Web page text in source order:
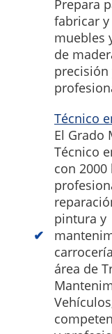
Prepara
fabricar
muebles
de
precisión
Técnico
El Grado
Técnico
con
pintura y
área de